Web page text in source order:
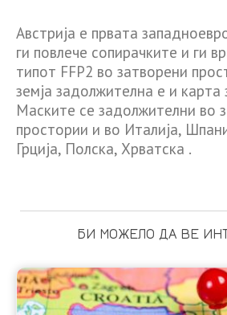
Австрија е првата
ги повлече сопирачките и ги
типот FFP2 во затворени
земја задолжителна е и карта
Маските се задолжителни во
простории и во Италија,
Грција, Полска, Хрватска .
БИ МОЖЕЛО ДА ВЕ